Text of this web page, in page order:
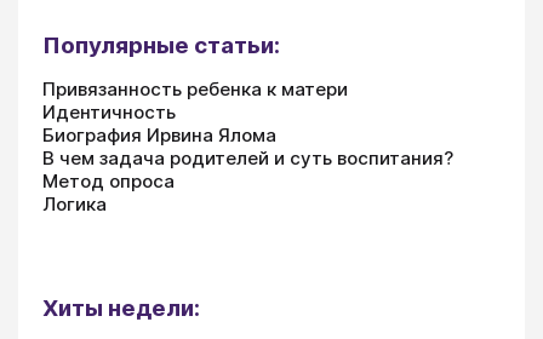
Популярные статьи:
Привязанность ребенка к матери
Идентичность
Биография Ирвина Ялома
В чем задача родителей и суть воспитания?
Метод опроса
Логика
Хиты недели: